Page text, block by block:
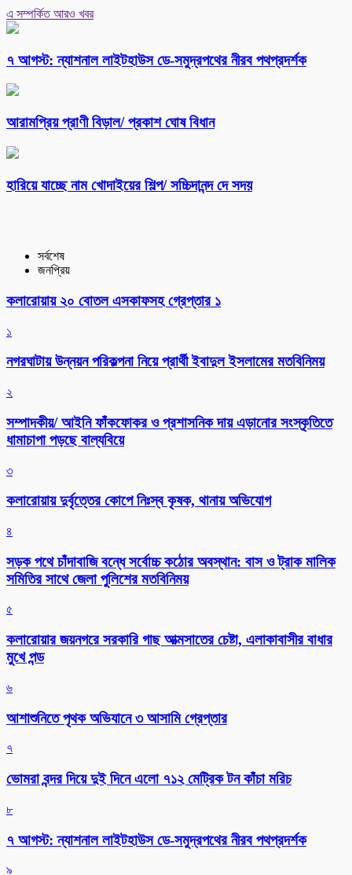
এ সম্পর্কিত আরও খবর
৭ আগস্ট: ন্যাশনাল লাইটহাউস ডে-সমুদ্রপথের নীরব পথপ্রদর্শক
আরামপ্রিয় প্রাণী বিড়াল/ প্রকাশ ঘোষ বিধান
হারিয়ে যাচ্ছে নাম খোদাইয়ের শিল্প/ সচ্চিদানন্দ দে সদয়
সর্বশেষ
জনপ্রিয়
কলারোয়ায় ২০ বোতল এসকাফসহ গ্রেপ্তার ১
১
নগরঘাটায় উন্নয়ন পরিকল্পনা নিয়ে প্রার্থী ইবাদুল ইসলামের মতবিনিময়
২
সম্পাদকীয়/ আইনি ফাঁকফোকর ও প্রশাসনিক দায় এড়ানোর সংস্কৃতিতে
ধামাচাপা পড়ছে বাল্যবিয়ে
৩
কলারোয়ায় দুর্বৃত্তের কোপে নিঃস্ব কৃষক, থানায় অভিযোগ
৪
সড়ক পথে চাঁদাবাজি বন্ধে সর্বোচ্চ কঠোর অবস্থান: বাস ও ট্রাক মালিক
সমিতির সাথে জেলা পুলিশের মতবিনিময়
৫
কলারোয়ার জয়নগরে সরকারি গাছ আত্মসাতের চেষ্টা, এলাকাবাসীর বাধার
মুখে পন্ড
৬
আশাশুনিতে পৃথক অভিযানে ৩ আসামি গ্রেপ্তার
৭
ভোমরা বন্দর দিয়ে দুই দিনে এলো ৭১২ মেট্রিক টন কাঁচা মরিচ
৮
৭ আগস্ট: ন্যাশনাল লাইটহাউস ডে-সমুদ্রপথের নীরব পথপ্রদর্শক
৯